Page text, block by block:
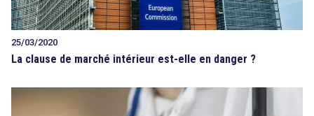
25/03/2020
La clause de marché intérieur est-elle en danger ?